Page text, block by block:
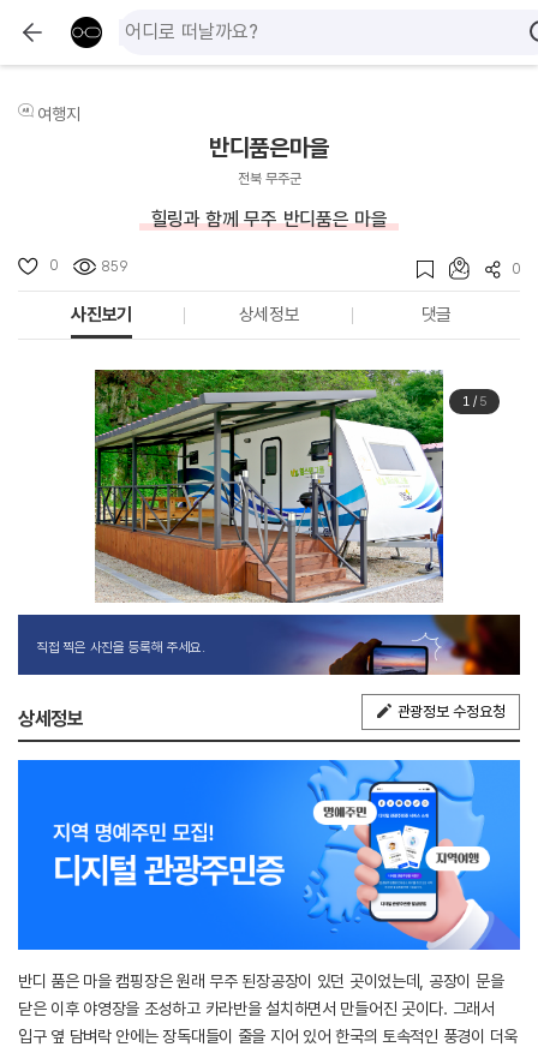
여행지
반디품은마을
전북 무주군
힐링과 함께 무주 반디품은 마을
0 859 0
사진보기 상세정보 댓글
1/ 5
직접 찍은 사진을 등록해 주세요.
상세정보 관광정보 수정요청
반디 품은 마을 캠핑장은 원래 무주 된장공장이 있던 곳이었는데, 공장이 문을
닫은 이후 야영장을 조성하고 카라반을 설치하면서 만들어진 곳이다. 그래서
입구 옆 담벼락 안에는 장독대들이 줄을 지어 있어 한국의 토속적인 풍경이 더욱